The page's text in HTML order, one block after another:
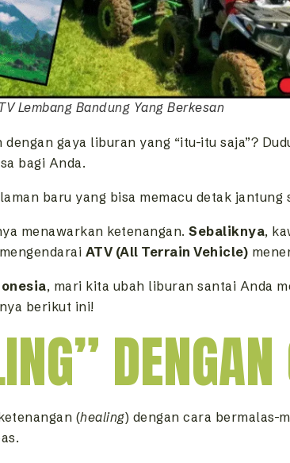
Lembang Bandung Yang Berkesan
gaya liburan yang “itu-itu saja”?
bagi Anda.
baru yang bisa memacu detak
menawarkan ketenangan. Sebaliknya,
ATV (All Terrain Vehicle)
, mari kita ubah liburan santai Anda
berikut ini!
(healing) dengan cara bermalas-